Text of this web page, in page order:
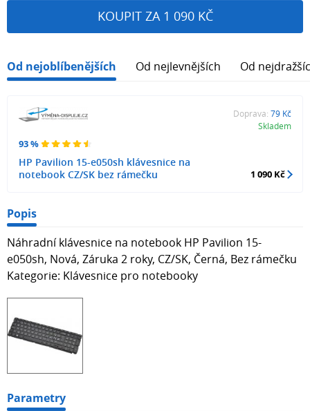
KOUPIT ZA 1 090 KČ
Od nejoblíbenějších Od nejlevnějších Od
93 %
HP Pavilion 15-e050sh klávesnice na
notebook CZ/SK bez rámečku
Doprava: 79 Kč
Skladem
1 090 Kč
Popis
Náhradní klávesnice na notebook HP Pavilion 15-
e050sh, Nová, Záruka 2 roky, CZ/SK, Černá, Bez rámečku
Kategorie: Klávesnice pro notebooky
Parametry